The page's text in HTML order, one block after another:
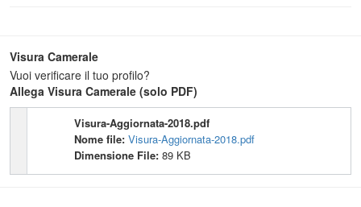
Visura Camerale
Vuoi verificare il tuo profilo?
Allega Visura Camerale (solo PDF)
Visura-Aggiornata-2018.pdf
Nome file: Visura-Aggiornata-2018.pdf
Dimensione File: 89 KB